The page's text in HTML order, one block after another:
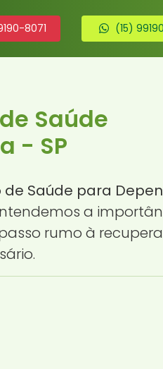
8071 (15)
Saúde
- SP
Saúde para
a
rumo à